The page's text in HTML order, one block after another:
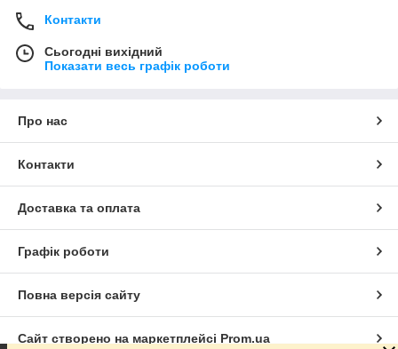
Контакти
Сьогодні вихідний
Показати весь графік роботи
Про нас
Контакти
Доставка та оплата
Графік роботи
Повна версія сайту
Сайт створено на маркетплейсі Prom.ua